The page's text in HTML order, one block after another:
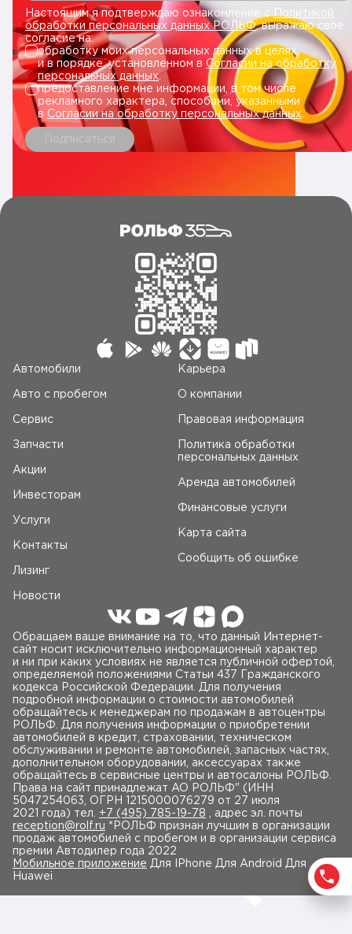
Настоящим я подтверждаю ознакомление сПолитикой
обработки персональных данных РОЛЬФ, выражаю свое
согласие на:
обработку моих персональных данных в целях
и в порядке, установленном в Согласии на обработку
персональных данных.
предоставление мне информации, в том числе
рекламного характера, способами, указанными
в Согласии на обработку персональных данных
Подписаться
Автомобили
Авто c пробегом
Сервис
Запчасти
Акции
Инвесторам
Услуги
Контакты
Лизинг
Новости
Карьера
О компании
Правовая информация
Политика обработки
персональных данных
Аренда автомобилей
Финансовые услуги
Карта сайта
Сообщить об ошибке
Обращаем ваше внимание на то, что данный Интернет-
сайт носит исключительно информационный характер
и ни при каких условиях не является публичной офертой,
определяемой положениями Статьи 437 Гражданского
кодекса Российской Федерации. Для получения
подробной информации о стоимости автомобилей
обращайтесь к менеджерам по продажам в автоцентры
РОЛЬФ. Для получения информации о приобретении
автомобилей в кредит, страховании, техническом
обслуживании и ремонте автомобилей, запасных частях,
дополнительном оборудовании, аксессуарах также
обращайтесь в сервисные центры и автосалоны РОЛЬФ.
Права на сайт принадлежат AO РОЛЬФ" (ИНН
5047254063, ОГРН 1215000076279 от 27 июля
2021 года) тел. +7 (495) 785-19-78 , адрес эл. почты
reception@rolf.ru *РОЛЬФ признан лучшим в организации
продаж автомобилей с пробегом и в организации сервиса
премии Автодилер года 2022
Мобильное приложение Для IPhone Для Android Для
Huawei